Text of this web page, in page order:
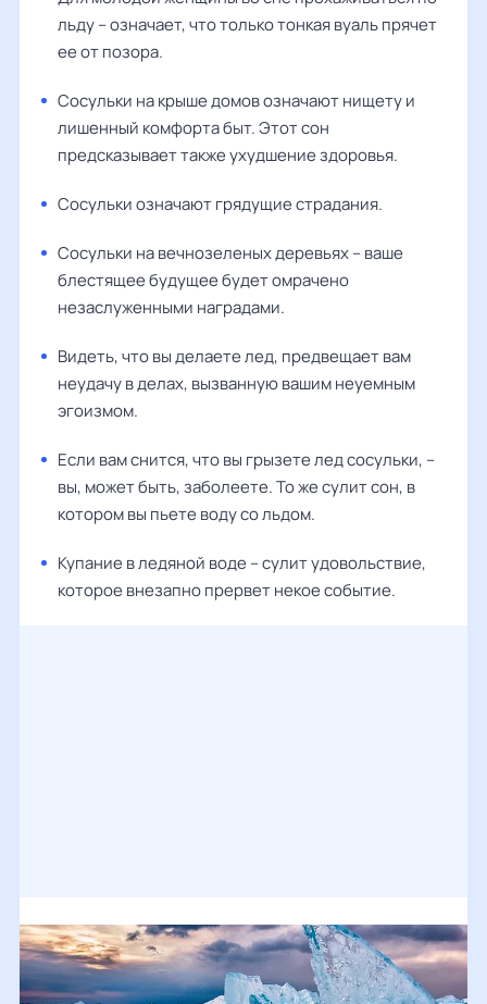
льду – означает, что только тонкая вуаль прячет
ее от позора.
Сосульки на крыше домов означают нищету и
лишенный комфорта быт. Этот сон
предсказывает также ухудшение здоровья.
Сосульки означают грядущие страдания.
Сосульки на вечнозеленых деревьях – ваше
блестящее будущее будет омрачено
незаслуженными наградами.
Видеть, что вы делаете лед, предвещает вам
неудачу в делах, вызванную вашим неуемным
эгоизмом.
Если вам снится, что вы грызете лед сосульки, –
вы, может быть, заболеете. То же сулит сон, в
котором вы пьете воду со льдом.
Купание в ледяной воде – сулит удовольствие,
которое внезапно прервет некое событие.